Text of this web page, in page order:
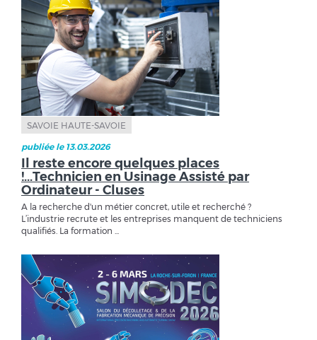
SAVOIE HAUTE-SAVOIE
publiée le 13.03.2026
Il reste encore quelques places
!...Technicien en Usinage Assisté par
Ordinateur - Cluses
A la recherche d'un métier concret, utile et recherché ?
L’industrie recrute et les entreprises manquent de techniciens
qualifiés. La formation ...